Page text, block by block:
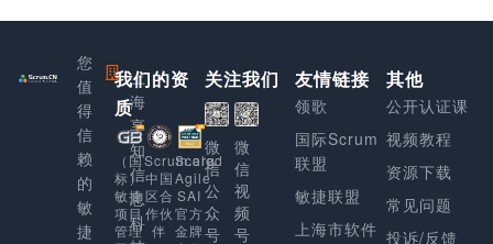
您
值
得
信
赖
的
敏
捷
上
海
享
知
信
息
科
我们的资
质
（国
标）
敏捷
项目
管理
Scrum.org
中国
区合
作伙
伴
Scaled
Agile
SAI
官方
金牌
关注我们
微
信
公
众
号
微
信
视
频
号
友情链接
领歌
国际Scrum
联盟
敏捷联盟
上海市软件
其他
公开认证课
视频教程
资源下载
常见问题
投诉/反馈